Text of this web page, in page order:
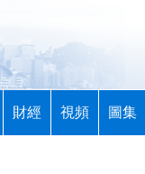
財經 視頻 圖集